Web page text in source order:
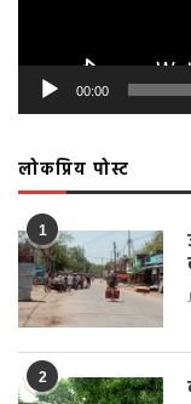
00:00
लोकप्रिय पोस्ट
1
2